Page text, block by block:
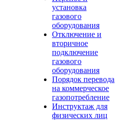
установка
газового
оборудования
Отключение и
вторичное
подключение
газового
оборудования
Порядок перевода
на коммерческое
газопотребление
Инструктаж для
физических лиц